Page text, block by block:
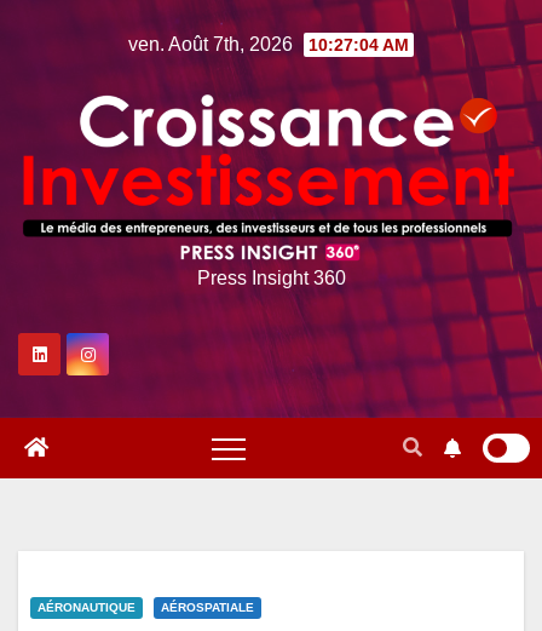
ven. Août 7th, 2026 10:27:05 AM
Press Insight 360
AÉRONAUTIQUE AÉROSPATIALE